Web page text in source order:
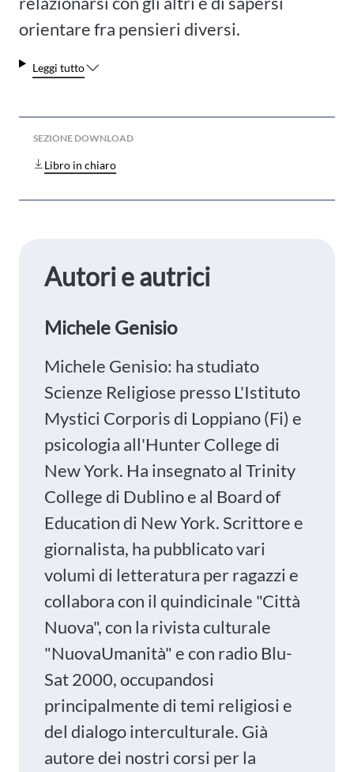
orientare fra pensieri diversi.
Leggi tutto
SEZIONE DOWNLOAD
Libro in chiaro
Autori e autrici
Michele Genisio
Michele Genisio: ha studiato
Scienze Religiose presso L'Istituto
Mystici Corporis di Loppiano (Fi) e
psicologia all'Hunter College di
New York. Ha insegnato al Trinity
College di Dublino e al Board of
Education di New York. Scrittore e
giornalista, ha pubblicato vari
volumi di letteratura per ragazzi e
collabora con il quindicinale "Città
Nuova", con la rivista culturale
"NuovaUmanità" e con radio Blu-
Sat 2000, occupandosi
principalmente di temi religiosi e
del dialogo interculturale. Già
autore dei nostri corsi per la